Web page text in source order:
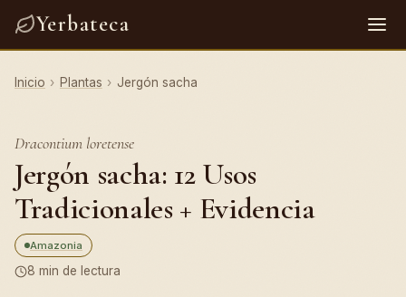
Yerbateca
Inicio › Plantas › Jergón sacha
Dracontium loretense
Jergón sacha: 12 Usos
Tradicionales + Evidencia
Amazonia
8 min de lectura